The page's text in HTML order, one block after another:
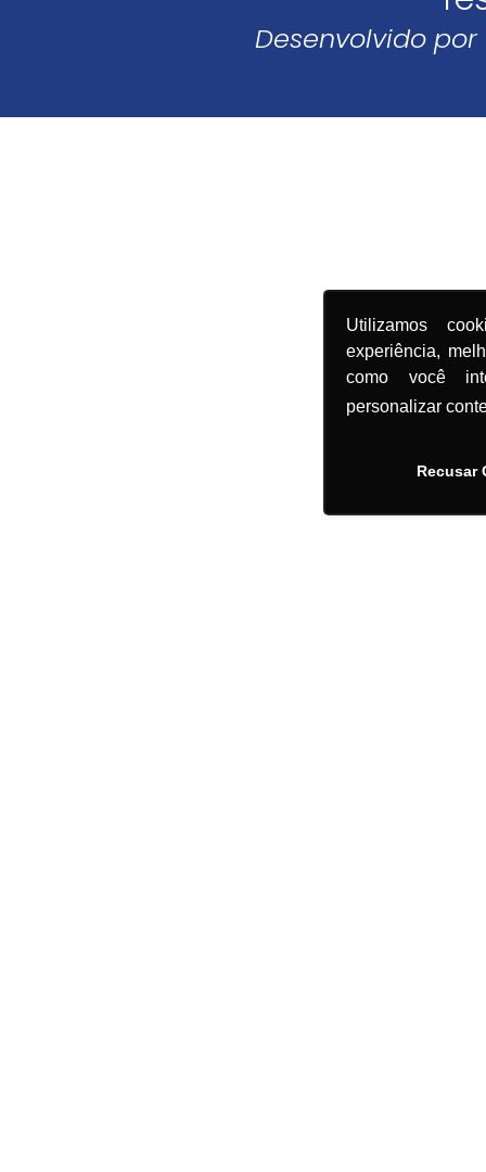
Utilizamos
experiência,
como você
personalizar
Recusar
Desenvolvido por